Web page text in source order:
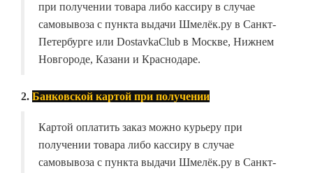
при получении товара либо кассиру в случае
самовывоза с пункта выдачи Шмелёк.ру в Санкт-
Петербурге или DostavkaClub в Москве, Нижнем
Новгороде, Казани и Краснодаре.
2. Банковской картой при получении
Картой оплатить заказ можно курьеру при
получении товара либо кассиру в случае
самовывоза с пункта выдачи Шмелёк.ру в Санкт-